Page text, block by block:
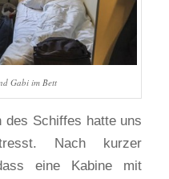
Gabi im Bett
des Schiffes hatte uns
Nach kurzer
eine Kabine mit